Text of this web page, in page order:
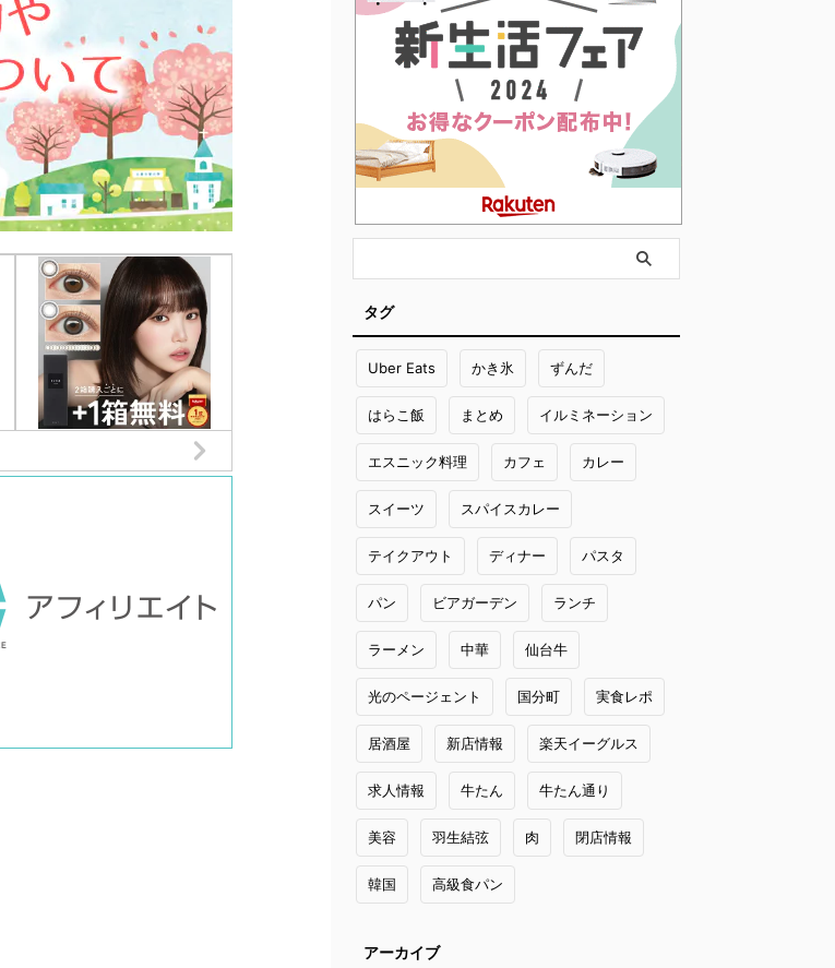
タグ
Uber Eats かき氷 ずんだ
はらこ飯 まとめ イルミネーション
エスニック料理 カフェ カレー
スイーツ スパイスカレー
テイクアウト ディナー パスタ
パン ビアガーデン ランチ
ラーメン 中華 仙台牛
光のページェント 国分町 実食レポ
居酒屋 新店情報 楽天イーグルス
求人情報 牛たん 牛たん通り
美容 羽生結弦 肉 閉店情報
韓国 高級食パン
アーカイブ